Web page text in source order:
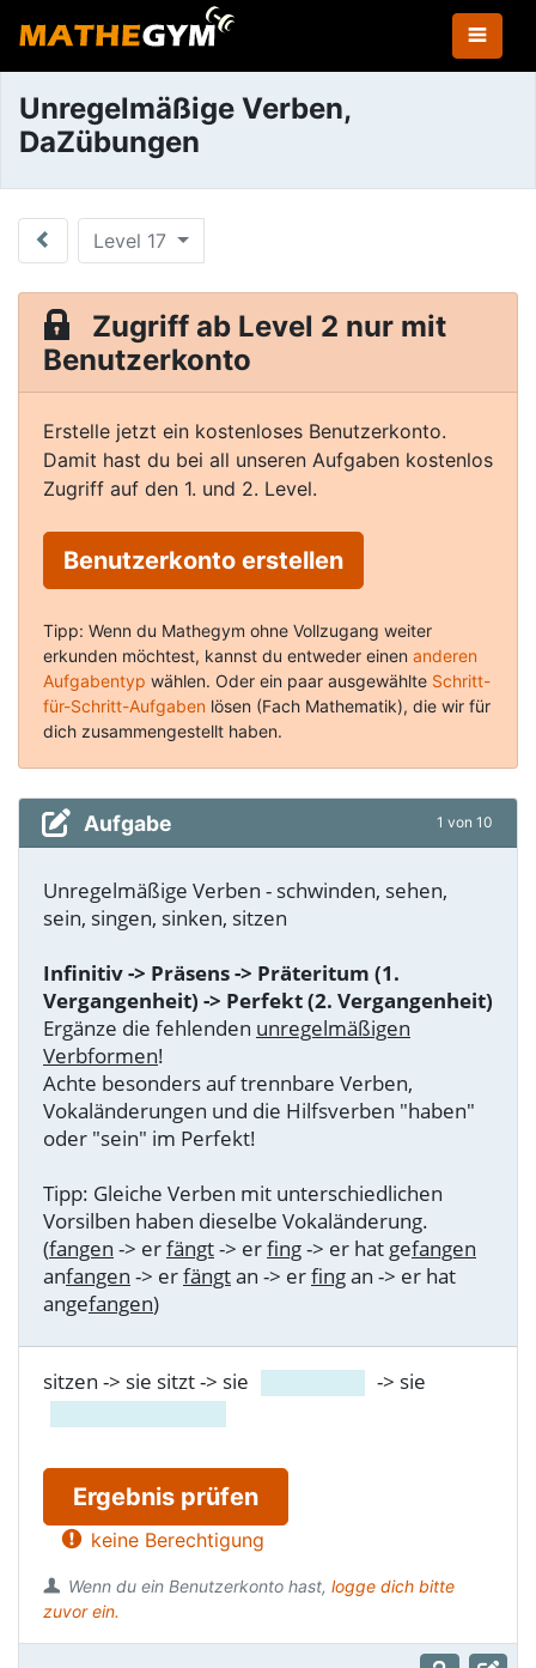
Unregelmäßige Verben,
DaZübungen
Level 17
Zugriff ab Level 2 nur mit
Benutzerkonto
Erstelle jetzt ein kostenloses Benutzerkonto.
Damit hast du bei all unseren Aufgaben kostenlos
Zugriff auf den 1. und 2. Level.
Benutzerkonto erstellen
Tipp: Wenn du Mathegym ohne Vollzugang weiter
erkunden möchtest, kannst du entweder einen anderen
Aufgabentyp wählen. Oder ein paar ausgewählte Schritt-
für-Schritt-Aufgaben lösen (Fach Mathematik), die wir für
dich zusammengestellt haben.
Aufgabe 1 von 10
Unregelmäßige Verben - schwinden, sehen,
sein, singen, sinken, sitzen
Infinitiv -> Präsens -> Präteritum (1.
Vergangenheit) -> Perfekt (2. Vergangenheit)
Ergänze die fehlenden unregelmäßigen
Verbformen!
Achte besonders auf trennbare Verben,
Vokaländerungen und die Hilfsverben "haben"
oder "sein" im Perfekt!
Tipp: Gleiche Verben mit unterschiedlichen
Vorsilben haben dieselbe Vokaländerung.
(fangen -> erfängt-> erfing-> er hat gefangen
anfangen -> erfängtan -> erfingan -> er hat
angefangen)
sitzen -> sie sitzt -> sie -> sie
Ergebnis prüfen
keine Berechtigung
Wenn du ein Benutzerkonto hast, logge dich bitte
zuvor ein.